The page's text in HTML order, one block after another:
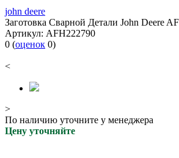
john deere
Заготовка Сварной Детали John Deere
Артикул: AFH222790
0 (оценок 0)
<
>
По наличию уточните у менеджера
Цену уточняйте